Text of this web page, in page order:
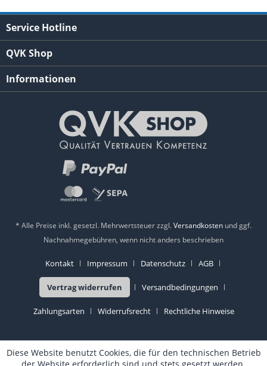
Service Hotline
QVK Shop
Informationen
* Alle Preise inkl. gesetzl. Mehrwertsteuer zzgl.Versandkosten und ggf.
Nachnahmegebühren, wenn nicht anders beschrieben
Kontakt Impressum Datenschutz AGB
Vertrag widerrufen Versandbedingungen
Zahlungsarten Widerrufsrecht Rechtliche Hinweise
Diese Website benutzt Cookies, die für den technischen Betrieb